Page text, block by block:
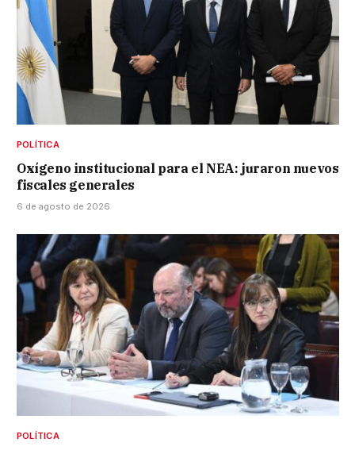
POLÍTICA
Oxígeno institucional para el NEA: juraron nuevos
fiscales generales
6 de agosto de 2026
POLÍTICA